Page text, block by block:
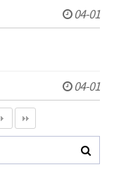
04-01
04-01